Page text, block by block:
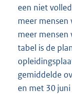
een niet
meer
meer
tabel is de
gemiddelde
en met 30